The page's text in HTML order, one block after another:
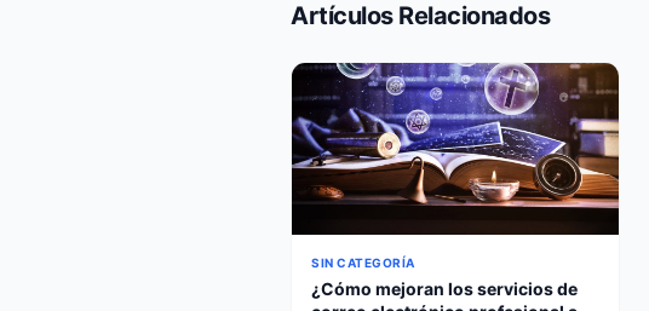
Artículos Relacionados
SIN CATEGORÍA
¿Cómo mejoran los servicios de